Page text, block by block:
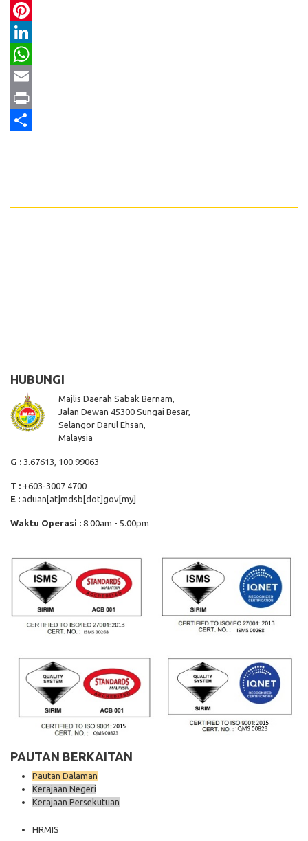
Twitter
Pinterest
LinkedIn
WhatsApp
Email
Print
HUBUNGI
Majlis Daerah Sabak Bernam,
Jalan Dewan 45300 Sungai Besar,
Selangor Darul Ehsan,
Malaysia
G : 3.67613, 100.99063
T : +603-3007 4700
E : aduan[at]mdsb[dot]gov[my]
Waktu Operasi : 8.00am - 5.00pm
PAUTAN BERKAITAN
Pautan Dalaman
Kerajaan Negeri
Kerajaan Persekutuan
HRMIS